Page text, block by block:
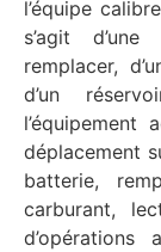
l’équipe
s’agit
remplacer,
d’un
déplacement
batterie,
carburant,